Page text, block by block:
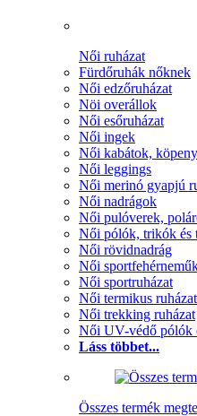
Női ruházat
Fürdőruhák nőknek
Női edzőruházat
Nöi overállok
Női esőruházat
Női ingek
Női kabátok,
Női leggings
Női merinó gyapjú
Női nadrágok
Női pulóverek,
Női pólók, trikók és
Női rövidnadrág
Női
Női sportruházat
Női termikus ruházat
Női trekking ruházat
Női UV-védő pólók
Láss többet...
Összes termék